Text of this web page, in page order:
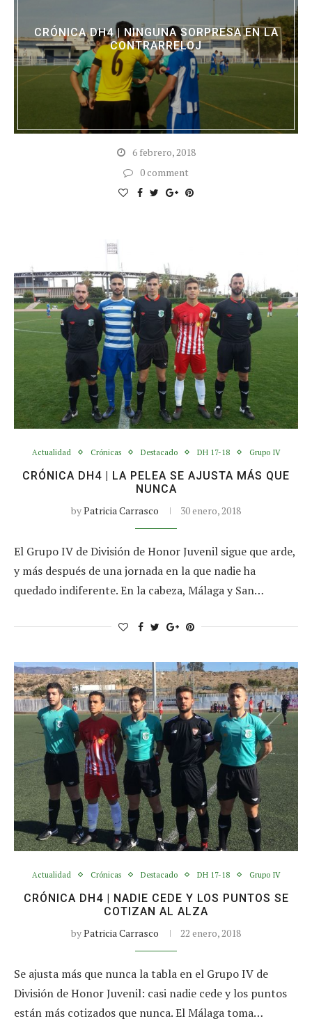
CRÓNICA DH4 | NINGUNA SORPRESA EN LA
CONTRARRELOJ
6 febrero, 2018
0 comment
Actualidad Crónicas Destacado DH 17-18 Grupo IV
CRÓNICA DH4 | LA PELEA SE AJUSTA MÁS QUE
NUNCA
byPatricia Carrasco 30 enero, 2018
El Grupo IV de División de Honor Juvenil sigue que arde,
y más después de una jornada en la que nadie ha
quedado indiferente. En la cabeza, Málaga y San…
Actualidad Crónicas Destacado DH 17-18 Grupo IV
CRÓNICA DH4 | NADIE CEDE Y LOS PUNTOS SE
COTIZAN AL ALZA
byPatricia Carrasco 22 enero, 2018
Se ajusta más que nunca la tabla en el Grupo IV de
División de Honor Juvenil: casi nadie cede y los puntos
están más cotizados que nunca. El Málaga toma…